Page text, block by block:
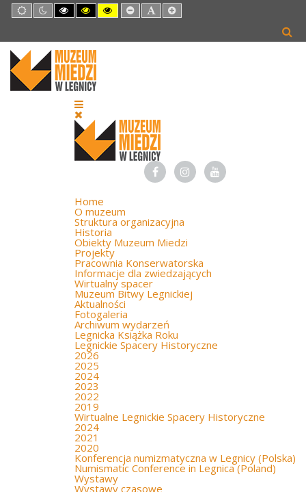
Default
mode
Night
mode
High
Contrast
mode
High
Contrast
mode
High
Contrast
mode
Set
Smaller
Set
Default
Set
Larger
Home
O muzeum
Struktura organizacyjna
Historia
Obiekty Muzeum Miedzi
Projekty
Pracownia Konserwatorska
Informacje dla zwiedzających
Wirtualny spacer
Muzeum Bitwy Legnickiej
Aktualności
Fotogaleria
Archiwum wydarzeń
Legnicka Książka Roku
Legnickie Spacery Historyczne
2026
2025
2024
2023
2022
2019
Wirtualne Legnickie Spacery Historyczne
2024
2021
2020
Konferencja numizmatyczna w Legnicy (Polska)
Numismatic Conference in Legnica (Poland)
Wystawy
Wystawy czasowe